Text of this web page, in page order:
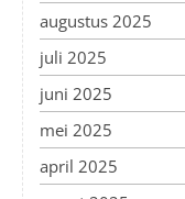
augustus 2025
juli 2025
juni 2025
mei 2025
april 2025